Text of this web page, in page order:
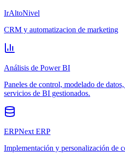
IrAltoNivel
CRM y automatizacion de marketing
Análisis de Power BI
Paneles de control, modelado de
servicios de BI gestionados.
ERPNext ERP
Implementación y personalización de